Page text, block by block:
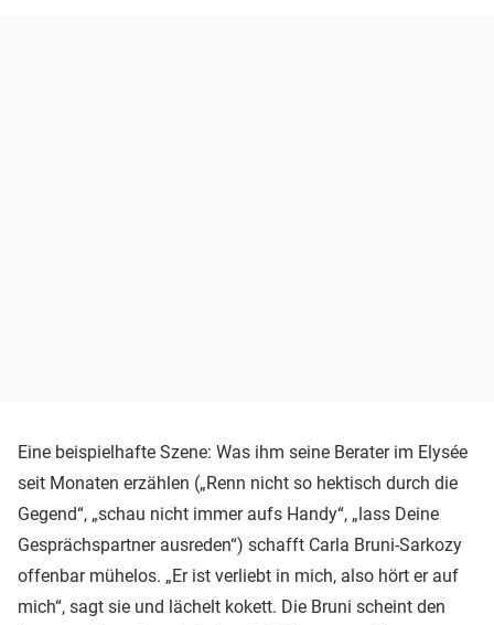
Eine beispielhafte Szene: Was ihm seine Berater im Elysée
seit Monaten erzählen („Renn nicht so hektisch durch die
Gegend“, „schau nicht immer aufs Handy“, „lass Deine
Gesprächspartner ausreden“) schafft Carla Bruni-Sarkozy
offenbar mühelos. „Er ist verliebt in mich, also hört er auf
mich“, sagt sie und lächelt kokett. Die Bruni scheint den